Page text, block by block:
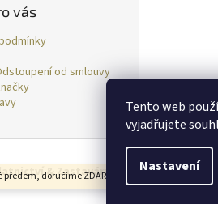
Tento web
vyjadřujete
Nastavení
doručíme ZDARMA.
vás
od smlouvy
& Zastavárna TRESS. Všechna